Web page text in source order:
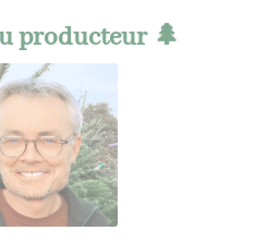
producteur 🌲